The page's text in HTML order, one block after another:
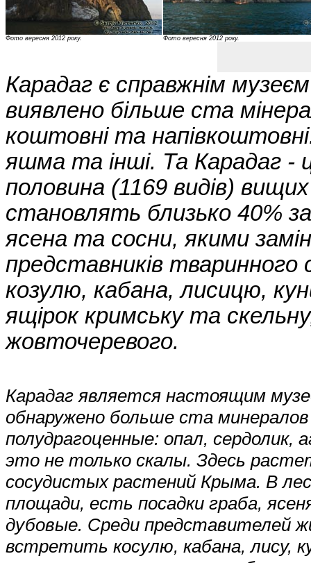
Фото вересня 2012 року. Фото вересня 2012 року.
Карадаг є справжнім
виявлено більше ста
коштовні та
яшма та інші. Та Карадаг -
половина (1169 видів)
становлять близько 40%
ясена та сосни, якими
представників тваринного
козулю, кабана, лисицю,
ящірок кримську та
жовточеревого.
Карадаг является настоящим
обнаружено больше ста
полудрагоценные: опал, сердолик,
это не только скалы. Здесь
сосудистых растений Крыма. В
площади, есть посадки граба,
дубовые. Среди представителей
встретить косулю, кабана, лису,